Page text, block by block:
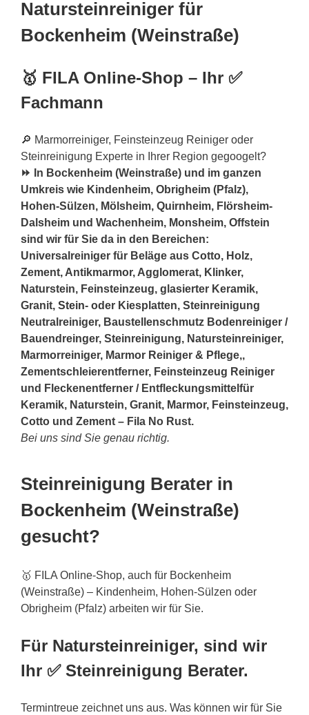
Natursteinreiniger für
Bockenheim (Weinstraße)
🥇 FILA Online-Shop – Ihr ✅
Fachmann
🔎 Marmorreiniger, Feinsteinzeug Reiniger oder
Steinreinigung Experte in Ihrer Region gegoogelt?
⏩ In Bockenheim (Weinstraße) und im ganzen
Umkreis wie Kindenheim, Obrigheim (Pfalz),
Hohen-Sülzen, Mölsheim, Quirnheim, Flörsheim-
Dalsheim und Wachenheim, Monsheim, Offstein
sind wir für Sie da in den Bereichen:
Universalreiniger für Beläge aus Cotto, Holz,
Zement, Antikmarmor, Agglomerat, Klinker,
Naturstein, Feinsteinzeug, glasierter Keramik,
Granit, Stein- oder Kiesplatten, Steinreinigung
Neutralreiniger, Baustellenschmutz Bodenreiniger /
Bauendreinger, Steinreinigung, Natursteinreiniger,
Marmorreiniger, Marmor Reiniger & Pflege,,
Zementschleierentferner, Feinsteinzeug Reiniger
und Fleckenentferner / Entfleckungsmittelfür
Keramik, Naturstein, Granit, Marmor, Feinsteinzeug,
Cotto und Zement – Fila No Rust.
Bei uns sind Sie genau richtig.
Steinreinigung Berater in
Bockenheim (Weinstraße)
gesucht?
🥇 FILA Online-Shop, auch für Bockenheim
(Weinstraße) – Kindenheim, Hohen-Sülzen oder
Obrigheim (Pfalz) arbeiten wir für Sie.
Für Natursteinreiniger, sind wir
Ihr ✅ Steinreinigung Berater.
Termintreue zeichnet uns aus. Was können wir für Sie